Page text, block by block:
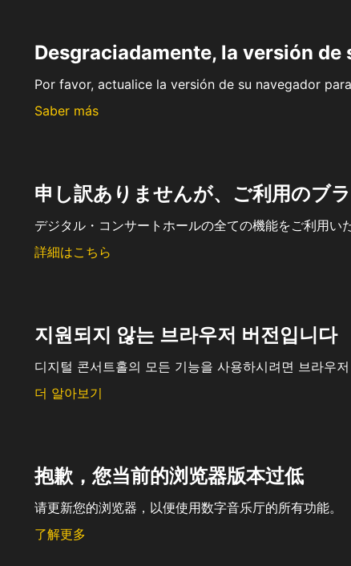
Desgraciadamente, la versión
Por favor, actualice la versión de su navegador
Saber más
申し訳ありませんが、ご利用のブ
デジタル・コンサートホールの全ての機能をご利用い
詳細はこちら
지원되지 않는 브라우저 버전입니다
디지털 콘서트홀의 모든 기능을 사용하시려면 브라우
더 알아보기
抱歉，您当前的浏览器版本过低
请更新您的浏览器，以便使用数字音乐厅的所有功能。
了解更多